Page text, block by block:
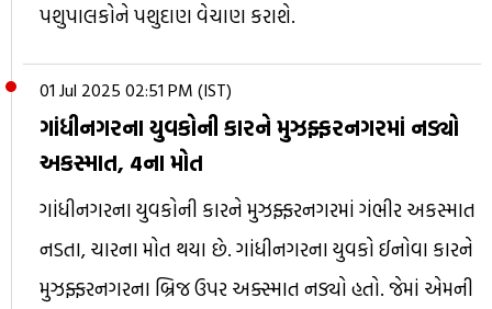
પશુપાલકોને પશુદાણ વેચાણ કરાશે.
01 Jul 2025 02:51 PM (IST)
ગાંધીનગરના યુવકોની કારને મુઝફ્ફરનગરમાં નડ્યો
અકસ્માત, 4ના મોત
ગાંધીનગરના યુવકોની કારને મુઝફ્ફરનગરમાં ગંભીર અકસ્માત
નડતા, ચારના મોત થયા છે. ગાંધીનગરના યુવકો ઈનોવા કારને
મુઝફ્ફરનગરના બ્રિજ ઉપર અક્સ્માત નડ્યો હતો. જેમાં એમની